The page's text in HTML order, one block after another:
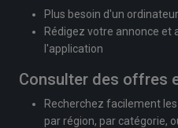
Plus besoin d'un
Rédigez votre annonce et
l'application
Consulter des offres
Recherchez facilement
par région, par catégorie,